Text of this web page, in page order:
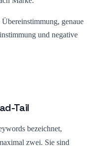
genaue
und negative
Tail
bezeichnet,
zwei. Sie sind